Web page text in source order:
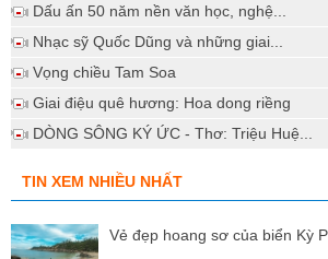
Dấu ấn 50 năm nền văn học, nghệ...
Nhạc sỹ Quốc Dũng và những giai...
Vọng chiều Tam Soa
Giai điệu quê hương: Hoa dong riềng
DÒNG SÔNG KÝ ỨC - Thơ: Triệu Huệ...
TIN XEM NHIỀU NHẤT
Vẻ đẹp hoang sơ của biển Kỳ